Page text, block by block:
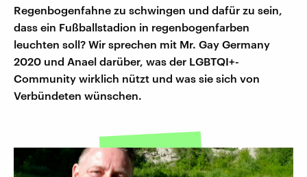
Regenbogenfahne zu schwingen und dafür zu sein,
dass ein Fußballstadion in regenbogenfarben
leuchten soll? Wir sprechen mit Mr. Gay Germany
2020 und Anael darüber, was der LGBTQI+-
Community wirklich nützt und was sie sich von
Verbündeten wünschen.